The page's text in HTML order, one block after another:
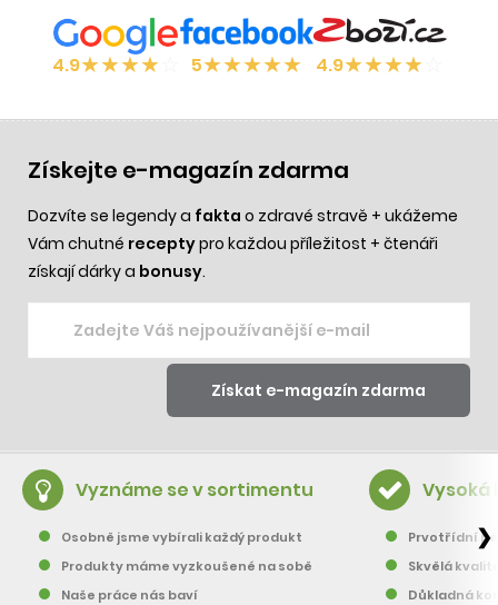
4.9★★★★ 5★★★★★ 4.9★★★★
Získejte e-magazín zdarma
Dozvíte se legendy a fakta o zdravé stravě + ukážeme
Vám chutné receptypro každou příležitost + čtenáři
získají dárky a bonusy.
Vyznáme se v sortimentu
Osobně jsme vybírali každý produkt
Produkty máme vyzkoušené na sobě
Naše práce nás baví
Vysoká
Prvotřídní
Skvělá
Důkladná
❯